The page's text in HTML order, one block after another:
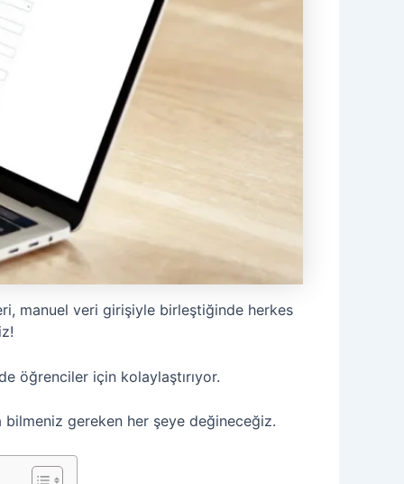
manuel veri girişiyle birleştiğinde herkes
öğrenciler için kolaylaştırıyor.
bilmeniz gereken her şeye değineceğiz.